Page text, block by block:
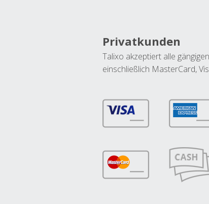
Privatkunden
Talixo akzeptiert alle
einschließlich MasterCard,